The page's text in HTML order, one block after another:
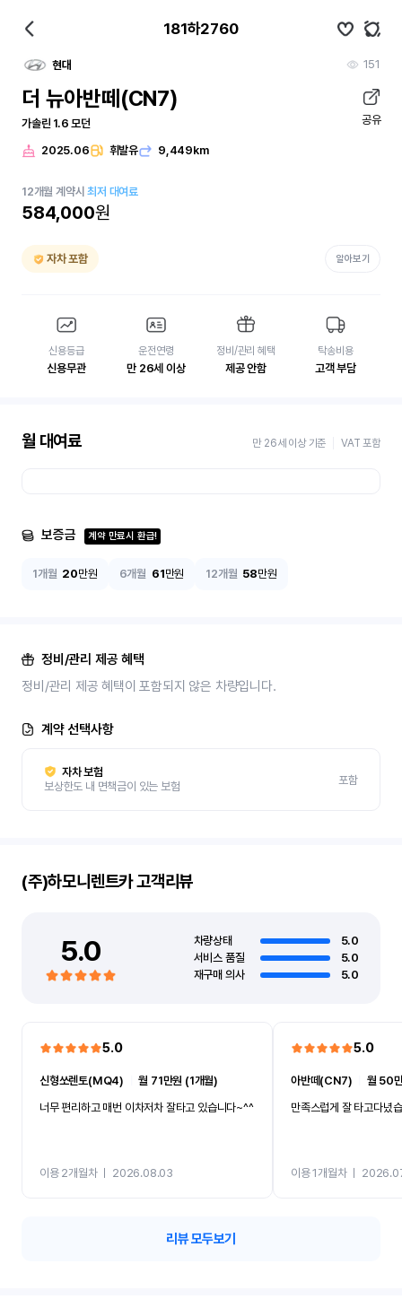
181하2760
현대 151
더 뉴아반떼(CN7)
가솔린 1.6 모던 공유
2025.06 휘발유 9,449km
12개월 계약시최저 대여료
584,000원
자차 포함 알아보기
신용등급
신용무관
운전연령
만 26세 이상
정비/관리 혜택
제공 안함
탁송비용
고객 부담
월 대여료 만 26세 이상 기준 VAT 포함
보증금 계약 만료시 환급!
1개월 20만원 6개월 61만원 12개월 58만원
정비/관리 제공 혜택
정비/관리 제공 혜택이 포함되지 않은 차량입니다.
계약 선택사항
자차 보험
보상한도 내 면책금이 있는 보험
포함
(주)하모니렌트카고객리뷰
5.0 차량상태
5.0
서비스 품질
5.0
재구매 의사
5.0
5.0
신형쏘렌토(MQ4) ㅣ월 71만원 (1개월)
너무 편리하고 매번 이차저차 잘타고 있습니다~^^
이용 2개월차ㅣ 2026.08.03
5.0
아반떼(CN7)
월 50
만족스럽게 잘 타고다녔
이용 1개월차ㅣ
리뷰 모두보기